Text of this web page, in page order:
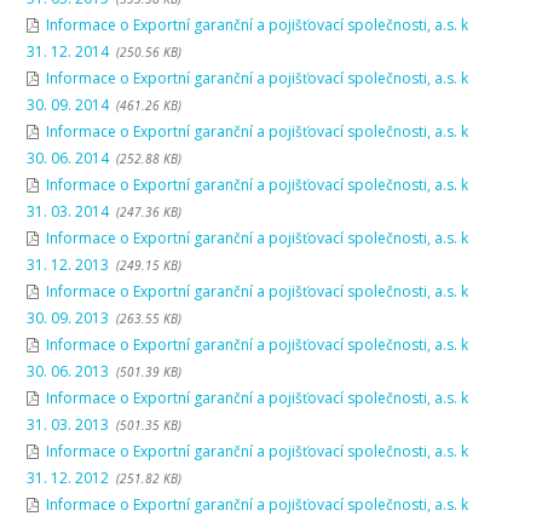
Informace o Exportní garanční a pojišťovací společnosti, a.s. k
31. 12. 2014 (250.56 KB)
Informace o Exportní garanční a pojišťovací společnosti, a.s. k
30. 09. 2014 (461.26 KB)
Informace o Exportní garanční a pojišťovací společnosti, a.s. k
30. 06. 2014 (252.88 KB)
Informace o Exportní garanční a pojišťovací společnosti, a.s. k
31. 03. 2014 (247.36 KB)
Informace o Exportní garanční a pojišťovací společnosti, a.s. k
31. 12. 2013 (249.15 KB)
Informace o Exportní garanční a pojišťovací společnosti, a.s. k
30. 09. 2013 (263.55 KB)
Informace o Exportní garanční a pojišťovací společnosti, a.s. k
30. 06. 2013 (501.39 KB)
Informace o Exportní garanční a pojišťovací společnosti, a.s. k
31. 03. 2013 (501.35 KB)
Informace o Exportní garanční a pojišťovací společnosti, a.s. k
31. 12. 2012 (251.82 KB)
Informace o Exportní garanční a pojišťovací společnosti, a.s. k